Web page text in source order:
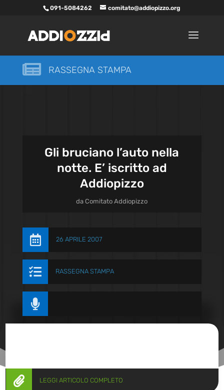
091-5084262 comitato@addiopizzo.org
 RASSEGNA STAMPA
Gli bruciano l’auto nella
notte. E’ iscritto ad
Addiopizzo
daComitato Addiopizzo
 26 APRILE 2007
 RASSEGNA STAMPA

 LEGGI ARTICOLO COMPLETO